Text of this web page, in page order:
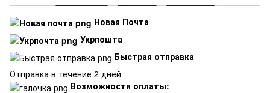
Новая Почта
Укрпошта
Быстрая отправка
Отправка в течение 2 дней
Возможности оплаты: